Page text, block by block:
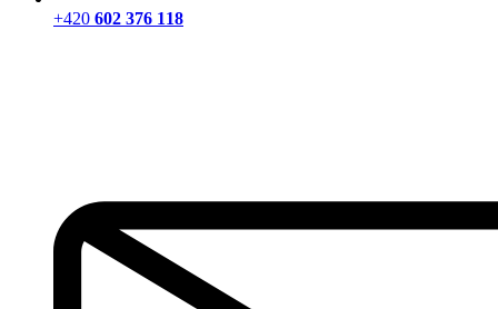
+420 602 376 118